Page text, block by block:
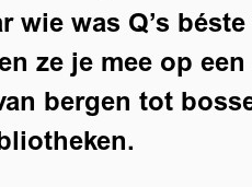
wie was Q’s
ze je mee op
bergen tot